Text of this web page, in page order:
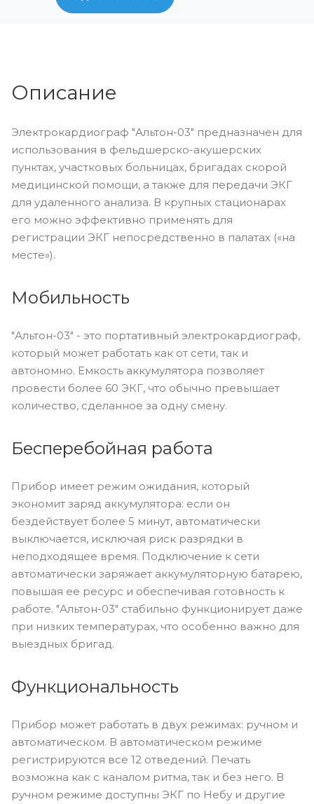
Описание
Электрокардиограф "Альтон-03" предназначен для
использования в фельдшерско-акушерских
пунктах, участковых больницах, бригадах скорой
медицинской помощи, а также для передачи ЭКГ
для удаленного анализа. В крупных стационарах
его можно эффективно применять для
регистрации ЭКГ непосредственно в палатах («на
месте»).
Мобильность
"Альтон-03" - это портативный электрокардиограф,
который может работать как от сети, так и
автономно. Емкость аккумулятора позволяет
провести более 60 ЭКГ, что обычно превышает
количество, сделанное за одну смену.
Бесперебойная работа
Прибор имеет режим ожидания, который
экономит заряд аккумулятора: если он
бездействует более 5 минут, автоматически
выключается, исключая риск разрядки в
неподходящее время. Подключение к сети
автоматически заряжает аккумуляторную батарею,
повышая ее ресурс и обеспечивая готовность к
работе. "Альтон-03" стабильно функционирует даже
при низких температурах, что особенно важно для
выездных бригад.
Функциональность
Прибор может работать в двух режимах: ручном и
автоматическом. В автоматическом режиме
регистрируются все 12 отведений. Печать
возможна как с каналом ритма, так и без него. В
ручном режиме доступны ЭКГ по Небу и другие